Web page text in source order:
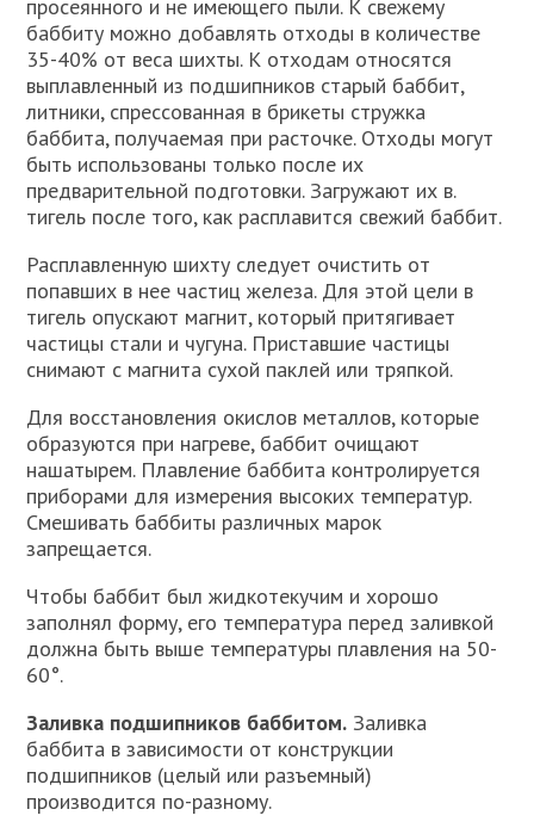
просеянного и не имеющего пыли. К свежему
баббиту можно добавлять отходы в количестве
35-40% от веса шихты. К отходам относятся
выплавленный из подшипников старый баббит,
литники, спрессованная в брикеты стружка
баббита, получаемая при расточке. Отходы могут
быть использованы только после их
предварительной подготовки. Загружают их в.
тигель после того, как расплавится свежий баббит.
Расплавленную шихту следует очистить от
попавших в нее частиц железа. Для этой цели в
тигель опускают магнит, который притягивает
частицы стали и чугуна. Приставшие частицы
снимают с магнита сухой паклей или тряпкой.
Для восстановления окислов металлов, которые
образуются при нагреве, баббит очищают
нашатырем. Плавление баббита контролируется
приборами для измерения высоких температур.
Смешивать баббиты различных марок
запрещается.
Чтобы баббит был жидкотекучим и хорошо
заполнял форму, его температура перед заливкой
должна быть выше температуры плавления на 50-
60°.
Заливка подшипников баббитом. Заливка
баббита в зависимости от конструкции
подшипников (целый или разъемный)
производится по-разному.